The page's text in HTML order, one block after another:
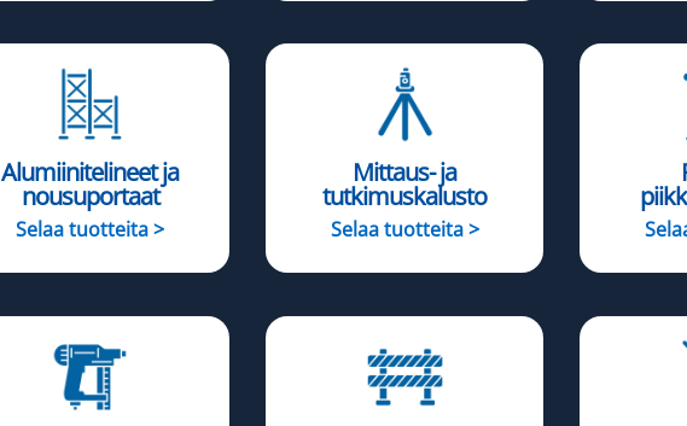
Alumiinitelineet ja
nousuportaat
Selaa tuotteita >
Mittaus- ja
tutkimuskalusto
Selaa tuotteita >